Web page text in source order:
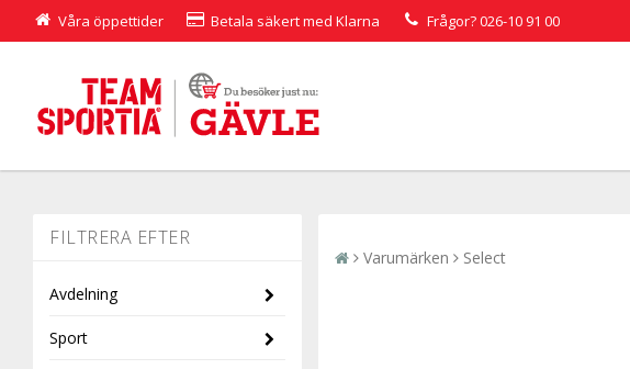
Våra öppettider Betala säkert med Klarna Frågor?026-10 91 00
Avdelning
Sport
Varumärken Select